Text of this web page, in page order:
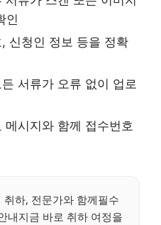
인
신청인 정보 등을 정확
서류가 오류 없이 업로
메시지와 함께 접수번호
취하, 전문가와 함께필수
내지금 바로 취하 여정을